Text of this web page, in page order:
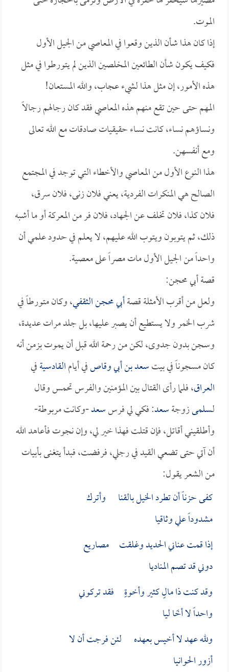
الموت.
إذا كان هذا شأن الذين وقعوا في المعاصي من الجيل الأول
فكيف يكون شأن الطائعين المخلصين الذين لم يتورطوا في مثل
هذه الأمور، إن مثل هذا لشيء عجاب، والله المستعان!
المهم حتى حين تقع منهم هذه المعاصي فقد كان رجالهم رجالاً
ونساؤهم نساء، كانت نساء حقيقيات صادقات مع الله تعالى
ومع أنفسهن.
هذا النوع الأول من المعاصي والأخطاء التي توجد في المجتمع
الصالح هي المنكرات الفردية، يعني فلان زنى، فلان سرق،
فلان كذا، فلان تخلف عن الجهاد، فلان فر من المعركة أو ما أشبه
ذلك، ثم يتوبون ويتوب الله عليهم، لا يعلم في حدود علمي أن
واحداً من الجيل الأول مات مصراً على معصية.
قصة أبي محجن:
ولعل من أقرب الأمثلة قصةأبي محجن الثقفي، وكان متورطاً في
شرب الخمر ولا يستطيع أن يصبر عليها، بل جلد مرات عديدة،
وسجن بدون جدوى، لكن من رحمة الله قبل أن يموت بزمن أنه
كان مسجوناً في بيتسعد بن أبي وقاصفي أيامالقادسيةفي
العراق، فلما رأى القتال بين المؤمنين والفرس تحمس وقال
لـسلمىزوجةسعد: فكي لي فرسسعد-وكانت مربوطة-
وأطلقيني أقاتل، فإن قتلت فهذا خير لي، وإن نجوت فأعاهد الله
أن آتي حتى تضعي القيد في رجلي، فرفضت، فبدأ يتغنى بأبيات
من الشعر يقول:
كفى حزناً أن تطرد الخيل بالقنا وأترك
مشدوداً علي وثاقيا
إذا قمت عناني الحديد وغلقت مصاريع
دوني قد تصم المناديا
وقد كنت ذا مالٍ كثير وأخوةٍ فقد تركوني
واحداً لا أخَا ليا
ولله عهد لا أخيس بعهده لئن فرجت أن لا
أزور الحوانيا